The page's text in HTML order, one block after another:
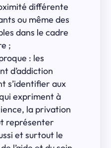
différente
ou même des
dans le cadre
;
: les
d’addiction
s’identifier aux
expriment à
la privation
représenter
et surtout le